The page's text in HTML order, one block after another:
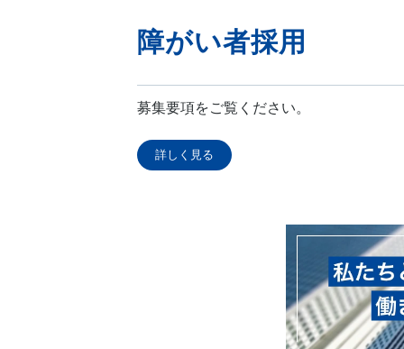
障がい者採用
募集要項をご覧ください。
詳しく見る